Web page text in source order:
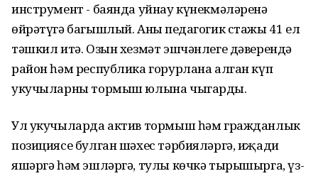
инструмент - баянда уйнау күнекмәләренә
өйрәтүгә багышлый. Аның педагогик стажы 41 ел
тәшкил итә. Озын хезмәт эшчәнлеге дәверендә
район һәм республика горурлана алган күп
укучыларны тормыш юлына чыгарды.
Ул укучыларда актив тормыш һәм гражданлык
позициясе булган шәхес тәрбияләргә, иҗади
яшәргә һәм эшләргә, тулы көчкә тырышырга, үз-